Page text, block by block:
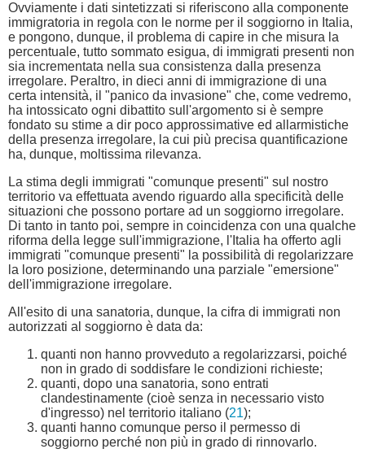
Ovviamente i dati sintetizzati si riferiscono alla componente
immigratoria in regola con le norme per il soggiorno in Italia,
e pongono, dunque, il problema di capire in che misura la
percentuale, tutto sommato esigua, di immigrati presenti non
sia incrementata nella sua consistenza dalla presenza
irregolare. Peraltro, in dieci anni di immigrazione di una
certa intensità, il "panico da invasione" che, come vedremo,
ha intossicato ogni dibattito sull'argomento si è sempre
fondato su stime a dir poco approssimative ed allarmistiche
della presenza irregolare, la cui più precisa quantificazione
ha, dunque, moltissima rilevanza.
La stima degli immigrati "comunque presenti" sul nostro
territorio va effettuata avendo riguardo alla specificità delle
situazioni che possono portare ad un soggiorno irregolare.
Di tanto in tanto poi, sempre in coincidenza con una qualche
riforma della legge sull'immigrazione, l'Italia ha offerto agli
immigrati "comunque presenti" la possibilità di regolarizzare
la loro posizione, determinando una parziale "emersione"
dell'immigrazione irregolare.
All'esito di una sanatoria, dunque, la cifra di immigrati non
autorizzati al soggiorno è data da:
quanti non hanno provveduto a regolarizzarsi, poiché
non in grado di soddisfare le condizioni richieste;
quanti, dopo una sanatoria, sono entrati
clandestinamente (cioè senza in necessario visto
d'ingresso) nel territorio italiano (21);
quanti hanno comunque perso il permesso di
soggiorno perché non più in grado di rinnovarlo.